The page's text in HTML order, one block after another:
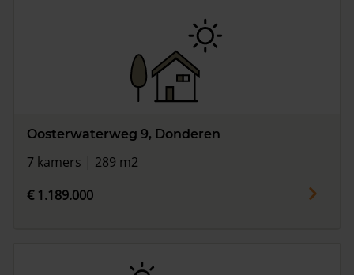
Oosterwaterweg 9, Donderen
7 kamers | 289 m2
€ 1.189.000